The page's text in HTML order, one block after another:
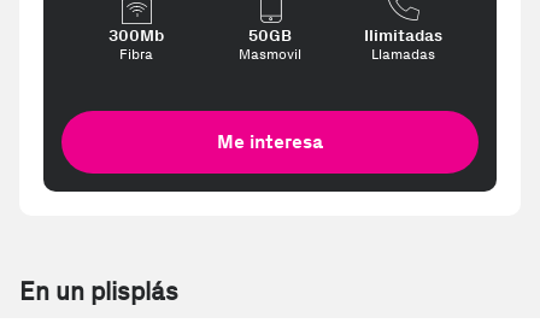
300Mb
Fibra
50GB
Masmovil
Ilimitadas
Llamadas
Me interesa
En un plisplás